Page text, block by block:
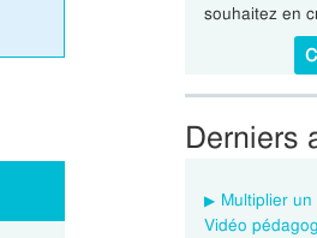
souhaitez en
Derniers
Multiplier
Vidéo